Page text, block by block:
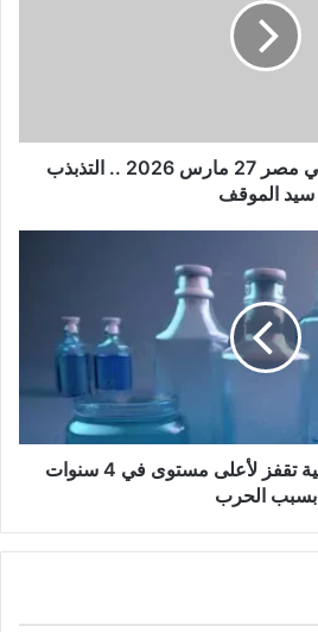
أسعار الأعلاف اليوم في مصر 27 مارس 2026 .. التذبذب
سيد الموقف
أسعار البلاستيك العالمية تقفز لأعلى مستوى في 4 سنوات
بسبب الحرب